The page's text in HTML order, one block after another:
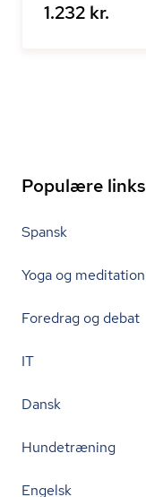
1.232 kr.
Populære links
Spansk
Yoga og meditation
Foredrag og debat
IT
Dansk
Hundetræning
Engelsk